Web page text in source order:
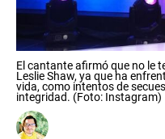
El cantante afirmó que no le
Leslie Shaw, ya que ha
vida, como intentos de
integridad. (Foto: Instagram)